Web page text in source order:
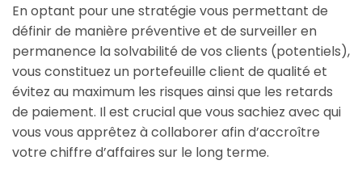
En optant pour une stratégie vous permettant de
définir de manière préventive et de surveiller en
permanence la solvabilité de vos clients (potentiels),
vous constituez un portefeuille client de qualité et
évitez au maximum les risques ainsi que les retards
de paiement. Il est crucial que vous sachiez avec qui
vous vous apprêtez à collaborer afin d’accroître
votre chiffre d’affaires sur le long terme.